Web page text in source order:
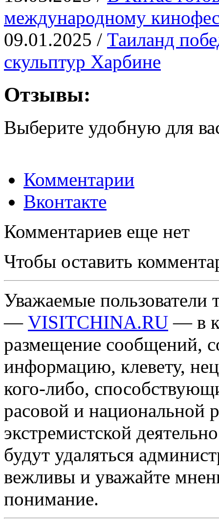
международному
09.01.2025 / Таиланд
скульптур Харбине
Отзывы:
Выберите удобную для
Комментарии
Вконтакте
Комментариев еще нет
Чтобы оставить
Уважаемые пользователи
— VISITCHINA.RU — в
размещение сообщений,
информацию, клевету,
кого-либо,
расовой и национальной
экстремистской
будут удаляться
вежливы и уважайте
понимание.